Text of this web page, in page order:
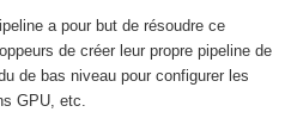
a pour but de résoudre ce
de créer leur propre pipeline de
de bas niveau pour configurer les
GPU, etc.